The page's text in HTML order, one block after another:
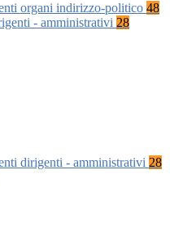
organi indirizzo-politico 48
- amministrativi 28
dirigenti - amministrativi 28